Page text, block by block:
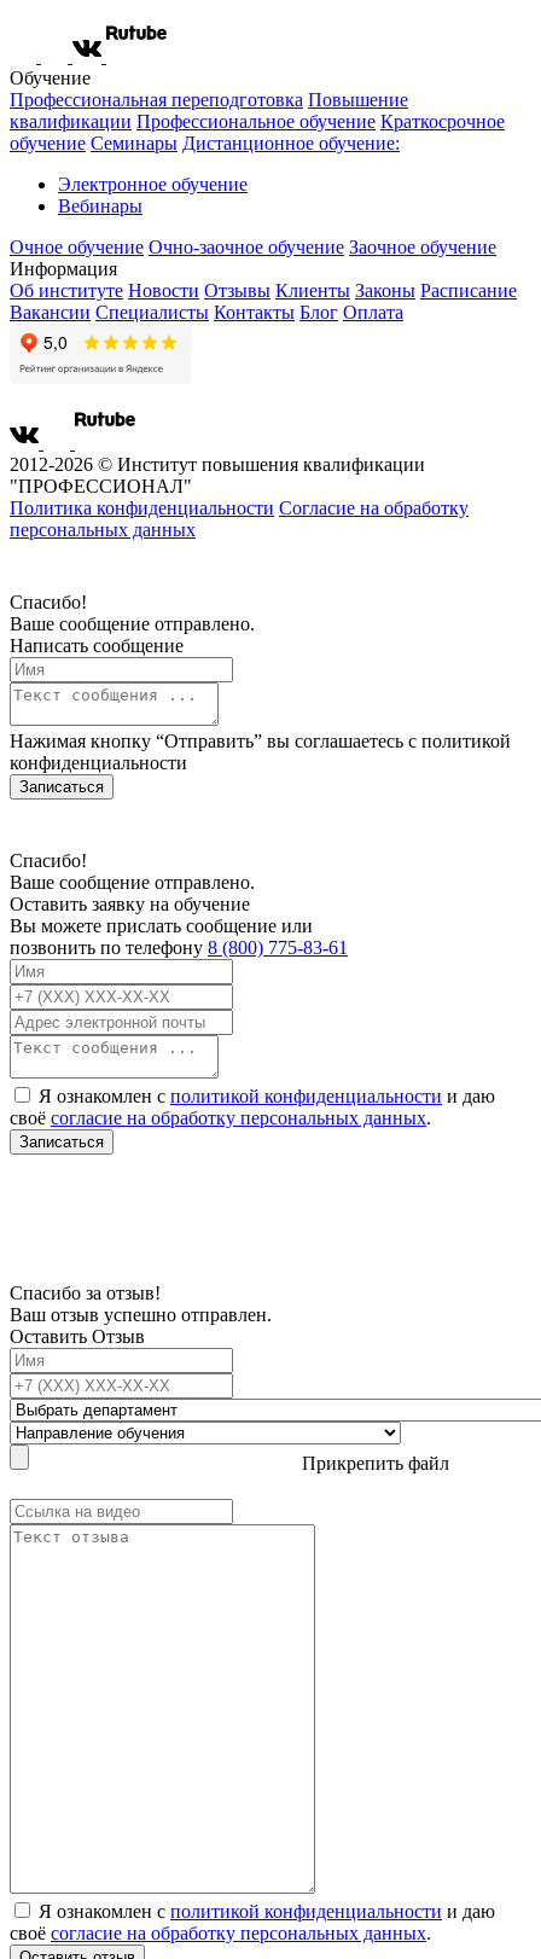
Обучение
Профессиональная переподготовка Повышение
квалификации Профессиональное обучение Краткосрочное
обучение Семинары Дистанционное обучение:
Электронное обучение
Вебинары
Очное обучение Очно-заочное обучение Заочное обучение
Информация
Об институте Новости Отзывы Клиенты Законы Расписание
Вакансии Специалисты Контакты Блог Оплата
2012-2026 © Институт повышения квалификации
"ПРОФЕССИОНАЛ"
Политика конфиденциальности Согласие на обработку
персональных данных
Спасибо!
Ваше сообщение отправлено.
Написать сообщение
Нажимая кнопку “Отправить” вы соглашаетесь с политикой
конфиденциальности
Записаться
Спасибо!
Ваше сообщение отправлено.
Оставить заявку на обучение
Вы можете прислать сообщение или
позвонить по телефону 8 (800) 775-83-61
Я ознакомлен с политикой конфиденциальности и даю
своё согласие на обработку персональных данных.
Записаться
Спасибо за отзыв!
Ваш отзыв успешно отправлен.
Оставить Отзыв
Прикрепить файл
Я ознакомлен с политикой конфиденциальности и даю
своё согласие на обработку персональных данных.